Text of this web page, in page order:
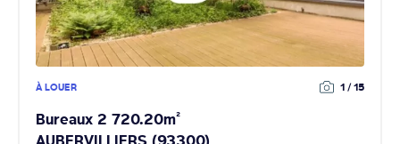
À LOUER 1 / 15
Bureaux 2 720.20m²